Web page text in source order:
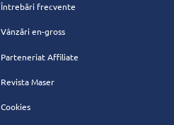
Întrebări frecvente
Vânzări en-gross
Parteneriat Affiliate
Revista Maser
Cookies